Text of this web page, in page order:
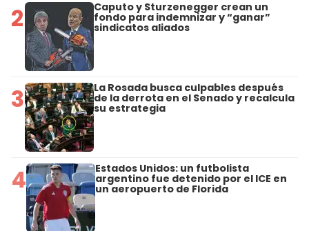
2 Caputo y Sturzenegger crean un
fondo para indemnizar y “ganar”
sindicatos aliados
3 La Rosada busca culpables después
de la derrota en el Senado y recalcula
su estrategia
4 Estados Unidos: un futbolista
argentino fue detenido por el ICE en
un aeropuerto de Florida